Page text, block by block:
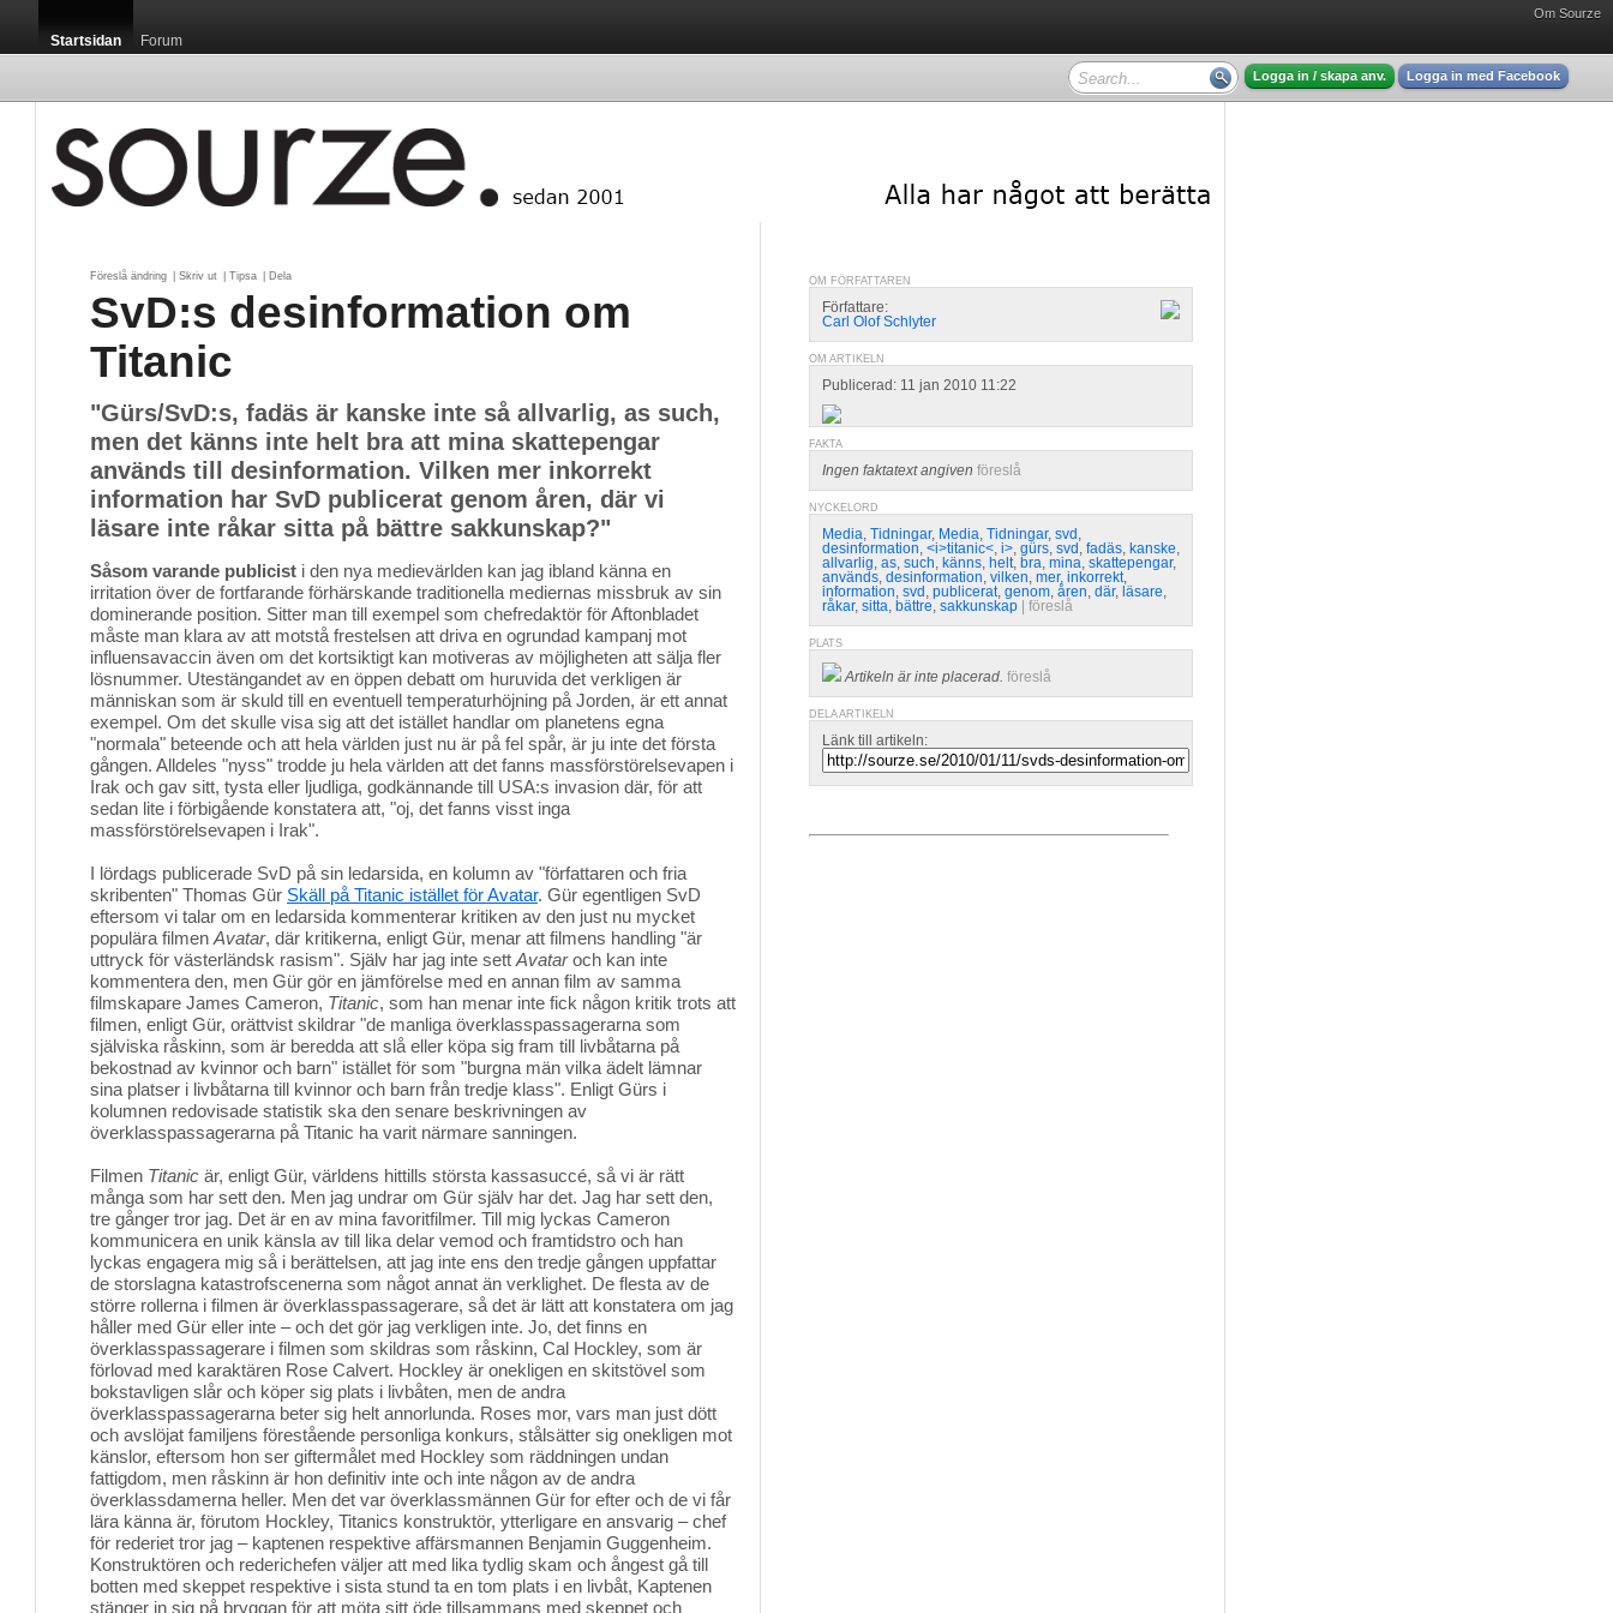
Om Sourze
Startsidan Forum
Logga in / skapa anv. Logga in med Facebook
Föreslå ändring Skriv ut Tipsa Dela
SvD:s desinformation om
Titanic
"Gürs/SvD:s, fadäs är kanske inte så allvarlig, as such,
men det känns inte helt bra att mina skattepengar
används till desinformation. Vilken mer inkorrekt
information har SvD publicerat genom åren, där vi
läsare inte råkar sitta på bättre sakkunskap?"
Såsom varande publicist i den nya medievärlden kan jag ibland känna en
irritation över de fortfarande förhärskande traditionella mediernas missbruk av sin
dominerande position. Sitter man till exempel som chefredaktör för Aftonbladet
måste man klara av att motstå frestelsen att driva en ogrundad kampanj mot
influensavaccin även om det kortsiktigt kan motiveras av möjligheten att sälja fler
lösnummer. Utestängandet av en öppen debatt om huruvida det verkligen är
människan som är skuld till en eventuell temperaturhöjning på Jorden, är ett annat
exempel. Om det skulle visa sig att det istället handlar om planetens egna
"normala" beteende och att hela världen just nu är på fel spår, är ju inte det första
gången. Alldeles "nyss" trodde ju hela världen att det fanns massförstörelsevapen i
Irak och gav sitt, tysta eller ljudliga, godkännande till USA:s invasion där, för att
sedan lite i förbigående konstatera att, "oj, det fanns visst inga
massförstörelsevapen i Irak".
I lördags publicerade SvD på sin ledarsida, en kolumn av "författaren och fria
skribenten" Thomas Gür Skäll på Titanic istället för Avatar. Gür egentligen SvD
eftersom vi talar om en ledarsida kommenterar kritiken av den just nu mycket
populära filmen Avatar, där kritikerna, enligt Gür, menar att filmens handling "är
uttryck för västerländsk rasism". Själv har jag inte sett Avataroch kan inte
kommentera den, men Gür gör en jämförelse med en annan film av samma
filmskapare James Cameron, Titanic, som han menar inte fick någon kritik trots att
filmen, enligt Gür, orättvist skildrar "de manliga överklasspassagerarna som
själviska råskinn, som är beredda att slå eller köpa sig fram till livbåtarna på
bekostnad av kvinnor och barn" istället för som "burgna män vilka ädelt lämnar
sina platser i livbåtarna till kvinnor och barn från tredje klass". Enligt Gürs i
kolumnen redovisade statistik ska den senare beskrivningen av
överklasspassagerarna på Titanic ha varit närmare sanningen.
Filmen Titanic är, enligt Gür, världens hittills största kassasuccé, så vi är rätt
många som har sett den. Men jag undrar om Gür själv har det. Jag har sett den,
tre gånger tror jag. Det är en av mina favoritfilmer. Till mig lyckas Cameron
kommunicera en unik känsla av till lika delar vemod och framtidstro och han
lyckas engagera mig så i berättelsen, att jag inte ens den tredje gången uppfattar
de storslagna katastrofscenerna som något annat än verklighet. De flesta av de
större rollerna i filmen är överklasspassagerare, så det är lätt att konstatera om jag
håller med Gür eller inte – och det gör jag verkligen inte. Jo, det finns en
överklasspassagerare i filmen som skildras som råskinn, Cal Hockley, som är
förlovad med karaktären Rose Calvert. Hockley är onekligen en skitstövel som
bokstavligen slår och köper sig plats i livbåten, men de andra
överklasspassagerarna beter sig helt annorlunda. Roses mor, vars man just dött
och avslöjat familjens förestående personliga konkurs, stålsätter sig onekligen mot
känslor, eftersom hon ser giftermålet med Hockley som räddningen undan
fattigdom, men råskinn är hon definitiv inte och inte någon av de andra
överklassdamerna heller. Men det var överklassmännen Gür for efter och de vi får
lära känna är, förutom Hockley, Titanics konstruktör, ytterligare en ansvarig – chef
för rederiet tror jag – kaptenen respektive affärsmannen Benjamin Guggenheim.
Konstruktören och rederichefen väljer att med lika tydlig skam och ångest gå till
botten med skeppet respektive i sista stund ta en tom plats i en livbåt, Kaptenen
stänger in sig på bryggan för att möta sitt öde tillsammans med skeppet och
OM FÖRFATTAREN
Författare:
Carl Olof Schlyter
OM ARTIKELN
Publicerad: 11 jan 2010 11:22
FAKTA
Ingen faktatext angiven föreslå
NYCKELORD
Media, Tidningar, Media, Tidningar, svd ,
desinformation, <i>titanic<, i>, gürs, svd , fadäs, kanske,
allvarlig, as, such, känns, helt, bra, mina, skattepengar,
används, desinformation, vilken, mer, inkorrekt,
information, svd , publicerat, genom, åren, där, läsare,
råkar, sitta, bättre, sakkunskap föreslå
PLATS
Artikeln är inte placerad. föreslå
DELA ARTIKELN
Länk till artikeln: